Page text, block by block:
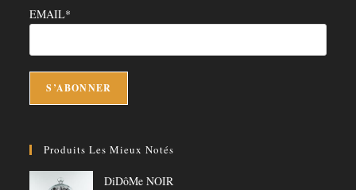
EMAIL*
Produits Les Mieux Notés
DiDôMe NOIR